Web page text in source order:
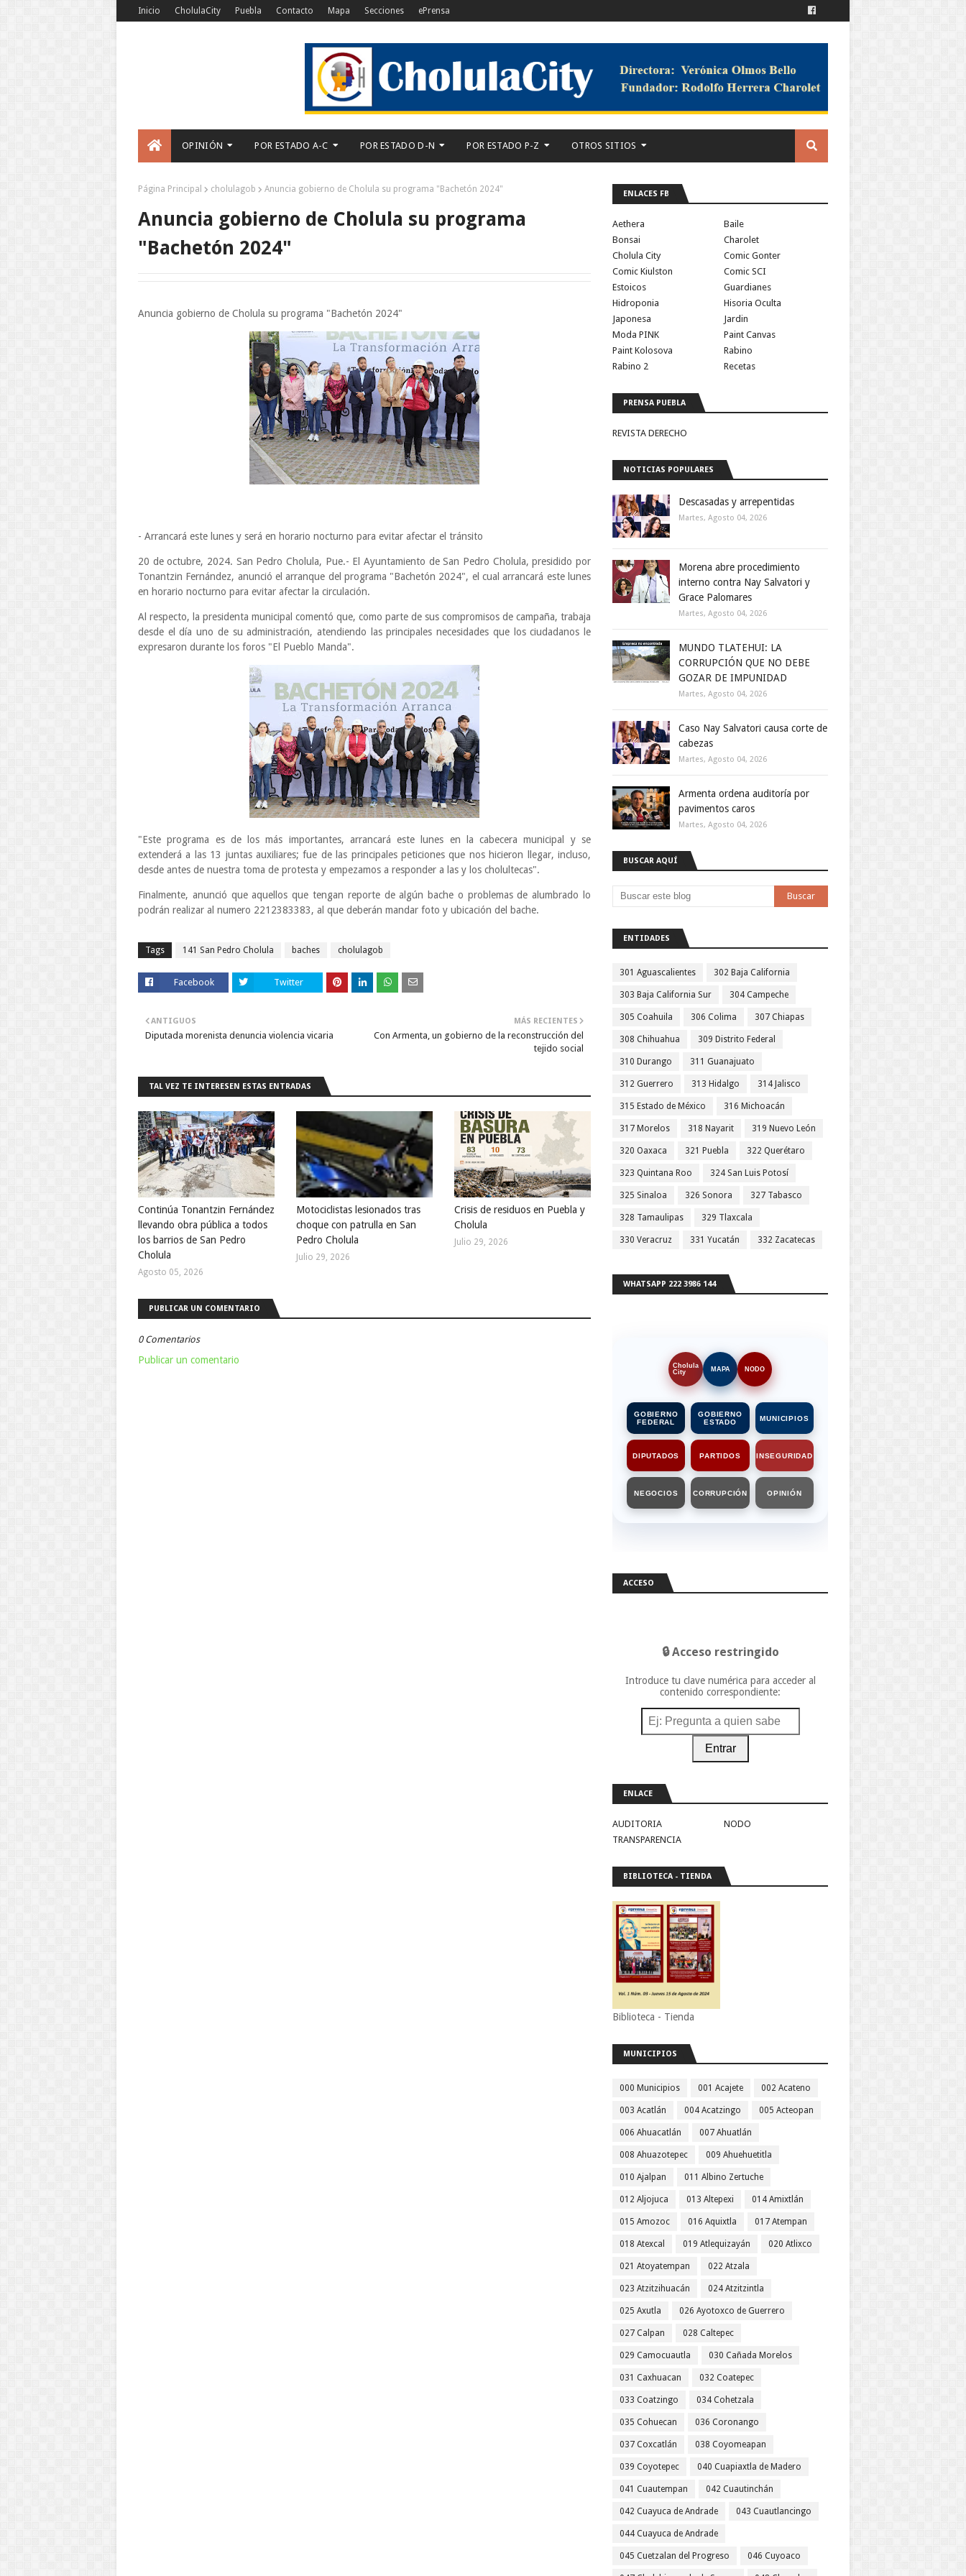
Inicio CholulaCity Puebla Contacto Mapa Secciones ePrensa
OPINIÓN POR ESTADO A-C POR ESTADO D-N POR ESTADO P-Z OTROS SITIOS
Página Principal cholulagob Anuncia gobierno de Cholula su programa "Bachetón 2024"
Anuncia gobierno de Cholula su programa
"Bachetón 2024"
Anuncia gobierno de Cholula su programa "Bachetón 2024"
- Arrancará este lunes y será en horario nocturno para evitar afectar el tránsito
20 de octubre, 2024. San Pedro Cholula, Pue.- El Ayuntamiento de San Pedro Cholula, presidido por
Tonantzin Fernández, anunció el arranque del programa "Bachetón 2024", el cual arrancará este lunes
en horario nocturno para evitar afectar la circulación.
Al respecto, la presidenta municipal comentó que, como parte de sus compromisos de campaña, trabaja
desde el día uno de su administración, atendiendo las principales necesidades que los ciudadanos le
expresaron durante los foros "El Pueblo Manda".
"Este programa es de los más importantes, arrancará este lunes en la cabecera municipal y se
extenderá a las 13 juntas auxiliares; fue de las principales peticiones que nos hicieron llegar, incluso,
desde antes de nuestra toma de protesta y empezamos a responder a las y los cholultecas".
Finalmente, anunció que aquellos que tengan reporte de algún bache o problemas de alumbrado lo
podrán realizar al numero 2212383383, al que deberán mandar foto y ubicación del bache.
Tags 141 San Pedro Cholula baches cholulagob
Facebook Twitter
MÁS RECIENTES
Con Armenta, un gobierno de la reconstrucción del
tejido social
ANTIGUOS
Diputada morenista denuncia violencia vicaria
TAL VEZ TE INTERESEN ESTAS ENTRADAS
Continúa Tonantzin Fernández
llevando obra pública a todos
los barrios de San Pedro
Cholula
Agosto 05, 2026
Motociclistas lesionados tras
choque con patrulla en San
Pedro Cholula
Julio 29, 2026
Crisis de residuos en Puebla y
Cholula
Julio 29, 2026
PUBLICAR UN COMENTARIO
0 Comentarios
Publicar un comentario
ENLACES FB
Aethera
Baile
Bonsai
Charolet
Cholula City
Comic Gonter
Comic Kiulston
Comic SCI
Estoicos
Guardianes
Hidroponia
Hisoria Oculta
Japonesa
Jardin
Moda PINK
Paint Canvas
Paint Kolosova
Rabino
Rabino 2
Recetas
PRENSA PUEBLA
REVISTA DERECHO
NOTICIAS POPULARES
Descasadas y arrepentidas
Martes, Agosto 04, 2026
Morena abre procedimiento
interno contra Nay Salvatori y
Grace Palomares
Martes, Agosto 04, 2026
MUNDO TLATEHUI: LA
CORRUPCIÓN QUE NO DEBE
GOZAR DE IMPUNIDAD
Martes, Agosto 04, 2026
Caso Nay Salvatori causa corte de
cabezas
Martes, Agosto 04, 2026
Armenta ordena auditoría por
pavimentos caros
Martes, Agosto 04, 2026
BUSCAR AQUÍ
ENTIDADES
301 Aguascalientes 302 Baja California
303 Baja California Sur 304 Campeche
305 Coahuila 306 Colima 307 Chiapas
308 Chihuahua 309 Distrito Federal
310 Durango 311 Guanajuato
312 Guerrero 313 Hidalgo 314 Jalisco
315 Estado de México 316 Michoacán
317 Morelos 318 Nayarit 319 Nuevo León
320 Oaxaca 321 Puebla 322 Querétaro
323 Quintana Roo 324 San Luis Potosí
325 Sinaloa 326 Sonora 327 Tabasco
328 Tamaulipas 329 Tlaxcala
330 Veracruz 331 Yucatán 332 Zacatecas
WHATSAPP 222 3986 144
Cholula
City
MAPA NODO
GOBIERNO
FEDERAL
GOBIERNO
ESTADO
MUNICIPIOS
DIPUTADOS PARTIDOS INSEGURIDAD
NEGOCIOS CORRUPCIÓN OPINIÓN
ACCESO
🔒 Acceso restringido
Introduce tu clave numérica para acceder al
contenido correspondiente:
Entrar
ENLACE
AUDITORIA
NODO
TRANSPARENCIA
BIBLIOTECA - TIENDA
Biblioteca - Tienda
MUNICIPIOS
000 Municipios 001 Acajete 002 Acateno
003 Acatlán 004 Acatzingo 005 Acteopan
006 Ahuacatlán 007 Ahuatlán
008 Ahuazotepec 009 Ahuehuetitla
010 Ajalpan 011 Albino Zertuche
012 Aljojuca 013 Altepexi 014 Amixtlán
015 Amozoc 016 Aquixtla 017 Atempan
018 Atexcal 019 Atlequizayán 020 Atlixco
021 Atoyatempan 022 Atzala
023 Atzitzihuacán 024 Atzitzintla
025 Axutla 026 Ayotoxco de Guerrero
027 Calpan 028 Caltepec
029 Camocuautla 030 Cañada Morelos
031 Caxhuacan 032 Coatepec
033 Coatzingo 034 Cohetzala
035 Cohuecan 036 Coronango
037 Coxcatlán 038 Coyomeapan
039 Coyotepec 040 Cuapiaxtla de Madero
041 Cuautempan 042 Cuautinchán
042 Cuayuca de Andrade 043 Cuautlancingo
044 Cuayuca de Andrade
045 Cuetzalan del Progreso 046 Cuyoaco